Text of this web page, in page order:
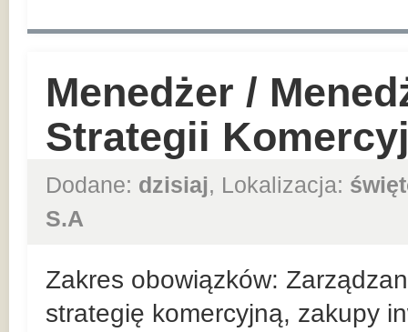
Menedżer /
Strategii
Dodane: dzisiaj, Lokalizacja:
S.A
Zakres obowiązków:
strategię komercyjną, zakupy